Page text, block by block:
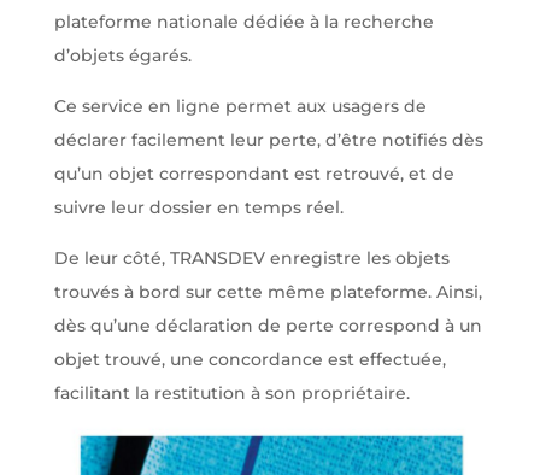
plateforme nationale dédiée à la recherche
d’objets égarés.
Ce service en ligne permet aux usagers de
déclarer facilement leur perte, d’être notifiés dès
qu’un objet correspondant est retrouvé, et de
suivre leur dossier en temps réel.
De leur côté, TRANSDEV enregistre les objets
trouvés à bord sur cette même plateforme. Ainsi,
dès qu’une déclaration de perte correspond à un
objet trouvé, une concordance est effectuée,
facilitant la restitution à son propriétaire.